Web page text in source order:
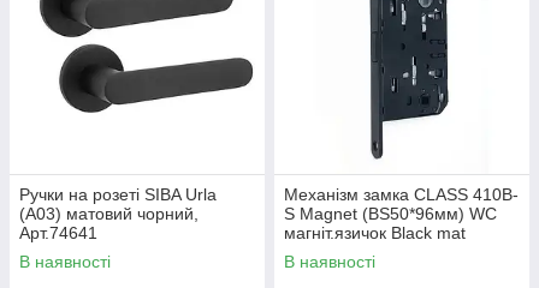
Ручки на розеті SIBA Urla
(А03) матовий чорний,
Арт.74641
В наявності
Механізм замка CLASS 410B-
S Magnet (BS50*96мм) WC
магніт.язичок Black mat
чорний матовий, Арт.74647
В наявності